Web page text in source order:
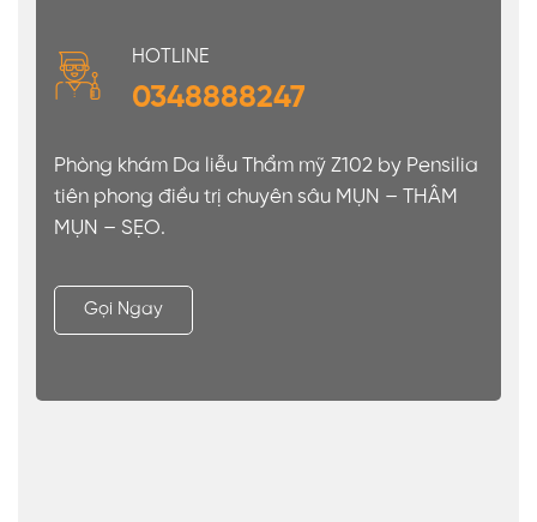
HOTLINE
0348888247
Phòng khám Da liễu Thẩm mỹ Z102 by Pensilia
tiên phong điều trị chuyên sâu MỤN – THÂM
MỤN – SẸO.
Gọi Ngay